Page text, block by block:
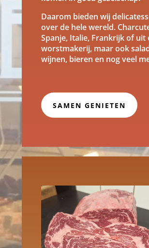
Daarom bieden wij
over de hele wereld.
Spanje, Italie, Frankrijk of uit
worstmakerij, maar ook
wijnen, bieren en nog veel
SAMEN GENIETEN